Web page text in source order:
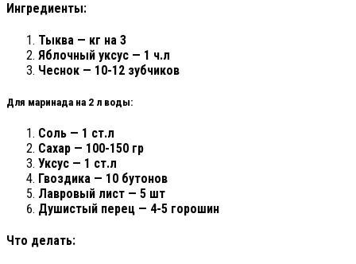
Ингредиенты:
Тыква — кг на 3
Яблочный уксус — 1 ч.л
Чеснок — 10-12 зубчиков
Для маринада на 2 л воды:
Соль — 1 ст.л
Сахар — 100-150 гр
Уксус — 1 ст.л
Гвоздика — 10 бутонов
Лавровый лист — 5 шт
Душистый перец — 4-5 горошин
Что делать: